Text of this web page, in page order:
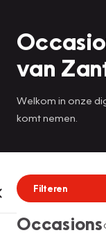
van
Welkom in onze
komt nemen.
Filteren
Occasions